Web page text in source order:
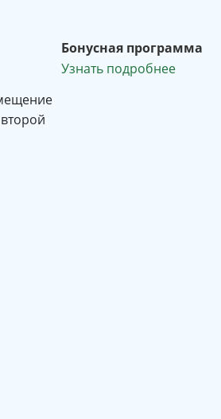
Бонусная программа
Узнать подробнее